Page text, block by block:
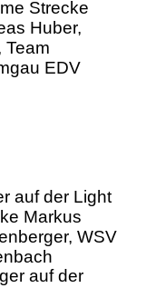
auf der Light
Markus
WSV